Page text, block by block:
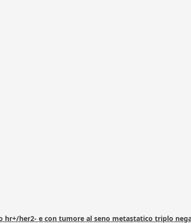
her2- e con tumore al seno metastatico triplo